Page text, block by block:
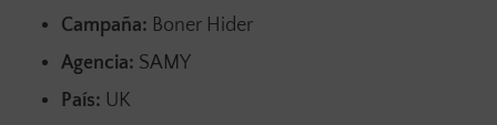
Campaña: Boner Hider
Agencia: SAMY
País: UK